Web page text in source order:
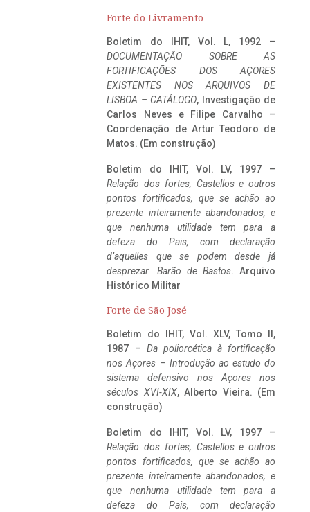
Forte do Livramento
Boletim do IHIT, Vol. L, 1992 –
DOCUMENTAÇÃO SOBRE AS
FORTIFICAÇÕES DOS AÇORES
EXISTENTES NOS ARQUIVOS DE
LISBOA – CATÁLOGO, Investigação de
Carlos Neves e Filipe Carvalho –
Coordenação de Artur Teodoro de
Matos. (Em construção)
Boletim do IHIT, Vol. LV, 1997 –
Relação dos fortes, Castellos e outros
pontos fortificados, que se achão ao
prezente inteiramente abandonados, e
que nenhuma utilidade tem para a
defeza do Pais, com declaração
d’aquelles que se podem desde já
desprezar. Barão de Bastos. Arquivo
Histórico Militar
Forte de São José
Boletim do IHIT, Vol. XLV, Tomo II,
1987 – Da poliorcética à fortificação
nos Açores – Introdução ao estudo do
sistema defensivo nos Açores nos
séculos XVI-XIX, Alberto Vieira. (Em
construção)
Boletim do IHIT, Vol. LV, 1997 –
Relação dos fortes, Castellos e outros
pontos fortificados, que se achão ao
prezente inteiramente abandonados, e
que nenhuma utilidade tem para a
defeza do Pais, com declaração